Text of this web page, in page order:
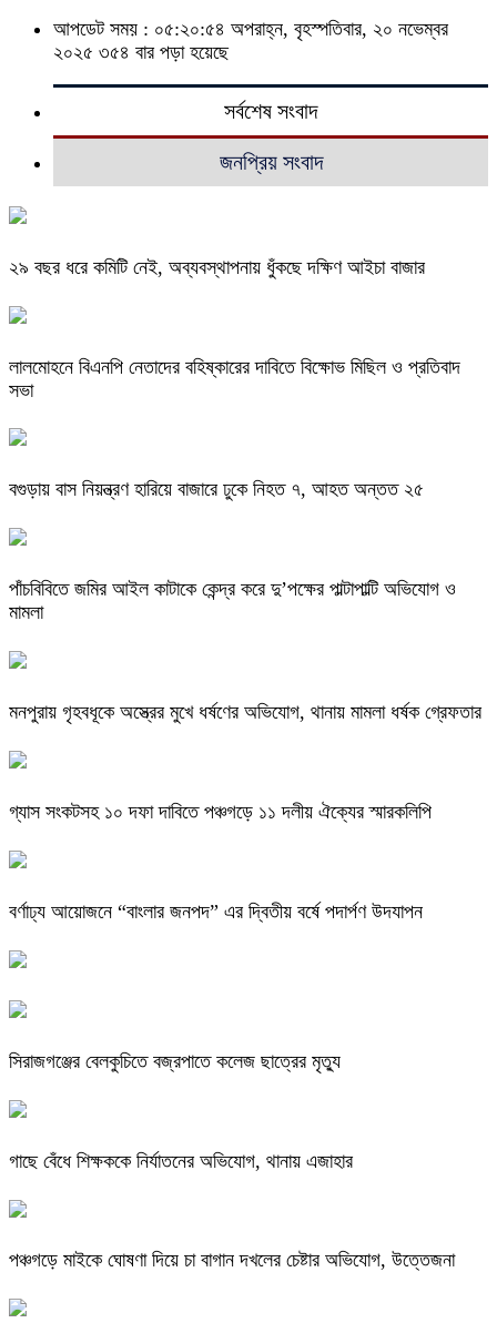
আপডেট সময় : ০৫:২০:৫৪ অপরাহ্ন, বৃহস্পতিবার, ২০ নভেম্বর
২০২৫ ৩৫৪ বার পড়া হয়েছে
সর্বশেষ সংবাদ
জনপ্রিয় সংবাদ
২৯ বছর ধরে কমিটি নেই, অব্যবস্থাপনায় ধুঁকছে দক্ষিণ আইচা বাজার
লালমোহনে বিএনপি নেতাদের বহিষ্কারের দাবিতে বিক্ষোভ মিছিল ও প্রতিবাদ
সভা
বগুড়ায় বাস নিয়ন্ত্রণ হারিয়ে বাজারে ঢুকে নিহত ৭, আহত অন্তত ২৫
পাঁচবিবিতে জমির আইল কাটাকে কেন্দ্র করে দু’পক্ষের পাল্টাপাল্টি অভিযোগ ও
মামলা
মনপুরায় গৃহবধূকে অস্ত্রের মুখে ধর্ষণের অভিযোগ, থানায় মামলা ধর্ষক গ্রেফতার
গ্যাস সংকটসহ ১০ দফা দাবিতে পঞ্চগড়ে ১১ দলীয় ঐক্যের স্মারকলিপি
বর্ণাঢ্য আয়োজনে “বাংলার জনপদ” এর দ্বিতীয় বর্ষে পদার্পণ উদযাপন
সিরাজগঞ্জের বেলকুচিতে বজ্রপাতে কলেজ ছাত্রের মৃত্যু
গাছে বেঁধে শিক্ষককে নির্যাতনের অভিযোগ, থানায় এজাহার
পঞ্চগড়ে মাইকে ঘোষণা দিয়ে চা বাগান দখলের চেষ্টার অভিযোগ, উত্তেজনা